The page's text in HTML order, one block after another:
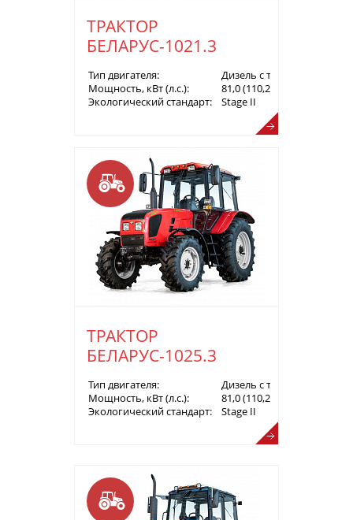
ТРАКТОР
БЕЛАРУС-1021.3
Тип двигателя:
Дизель с турбонаддувом
Мощность, кВт (л.с.):
81,0 (110,2)
Экологический стандарт:
Stage II
ТРАКТОР
БЕЛАРУС-1025.3
Тип двигателя:
Дизель с турбонаддувом
Мощность, кВт (л.с.):
81,0 (110,2)
Экологический стандарт:
Stage II